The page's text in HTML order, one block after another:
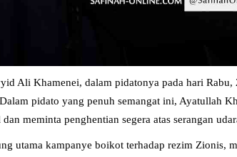
Ali Khamenei, dalam pidatonya pada hari
pidato yang penuh semangat ini, Ayatullah
meminta penghentian segera atas serangan
utama kampanye boikot terhadap rezim